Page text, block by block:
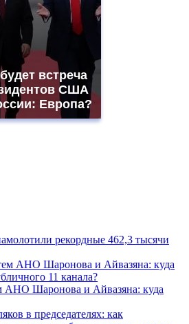
встреча
США
Европа?
рекордные 462,3 тысячи
АНО Шаронова и Айвазяна: куда